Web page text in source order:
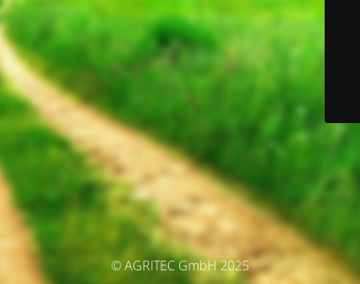
© AGRITEC GmbH 2025